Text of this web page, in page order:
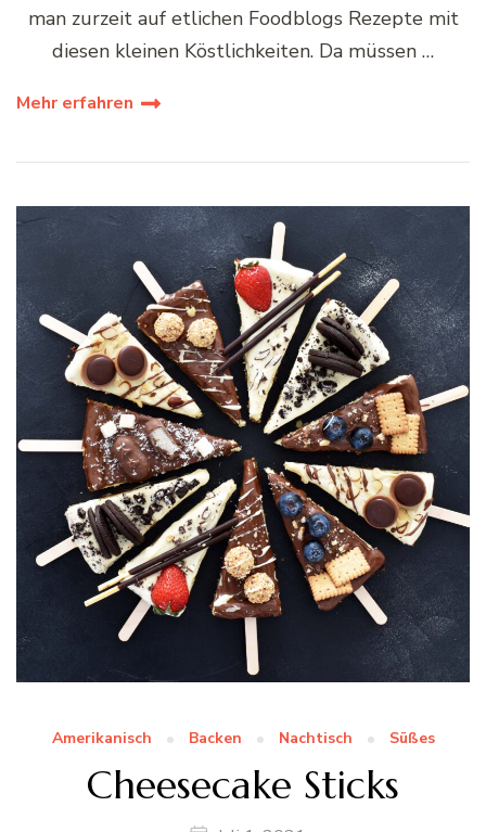
man zurzeit auf etlichen Foodblogs Rezepte mit
diesen kleinen Köstlichkeiten. Da müssen …
Mehr erfahren
Amerikanisch Backen Nachtisch Süßes
Cheesecake Sticks